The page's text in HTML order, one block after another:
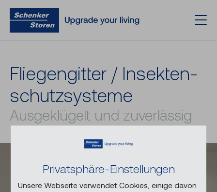
Privatsphäre-Einstellungen
Unsere Webseite verwendet Cookies, einige davon
Flie­gen­git­ter / In­sek­ten­
schutz­sys­te­me
Ausgeklügelt und zuverlässig